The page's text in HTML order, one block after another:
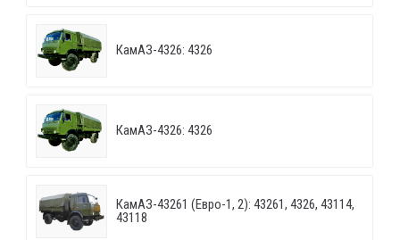
КамАЗ-4326: 4326
КамАЗ-4326: 4326
КамАЗ-43261 (Евро-1, 2): 43261, 4326, 43114,
43118